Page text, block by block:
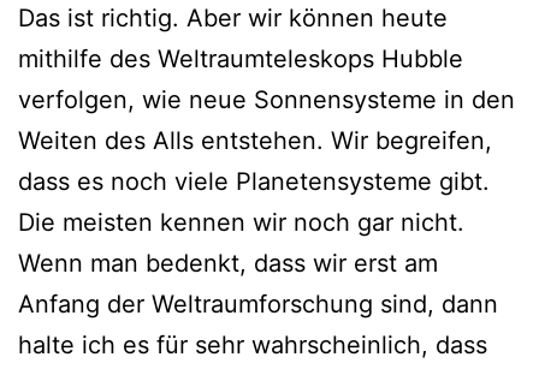
Das ist richtig. Aber wir können heute
mithilfe des Weltraumteleskops Hubble
verfolgen, wie neue Sonnensysteme in den
Weiten des Alls entstehen. Wir begreifen,
dass es noch viele Planetensysteme gibt.
Die meisten kennen wir noch gar nicht.
Wenn man bedenkt, dass wir erst am
Anfang der Weltraumforschung sind, dann
halte ich es für sehr wahrscheinlich, dass